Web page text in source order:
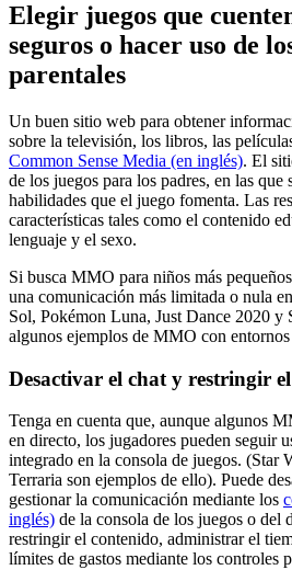
Elegir juegos que
seguros o hacer uso de
parentales
Un buen sitio web para obtener
sobre la televisión, los libros, las
Common Sense Media (en inglés). El
de los juegos para los padres, en las que
habilidades que el juego fomenta. Las
características tales como el contenido
lenguaje y el sexo.
Si busca MMO para niños más
una comunicación más limitada o nula
Sol, Pokémon Luna, Just Dance 2020 y
algunos ejemplos de MMO con
Desactivar el chat y restringir
Tenga en cuenta que, aunque algunos
en directo, los jugadores pueden seguir
integrado en la consola de juegos. (Star
Terraria son ejemplos de ello). Puede
gestionar la comunicación mediante los
inglés) de la consola de los juegos o del
restringir el contenido, administrar el
límites de gastos mediante los controles